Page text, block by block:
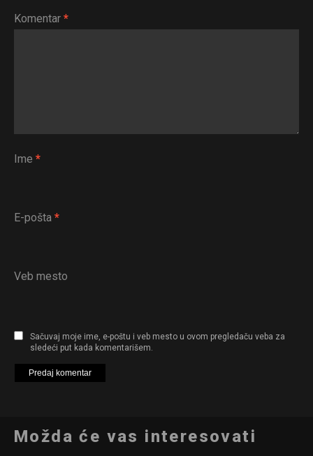
Komentar *
Ime *
E-pošta *
Veb mesto
Sačuvaj moje ime, e-poštu i veb mesto u ovom pregledaču veba za
sledeći put kada komentarišem.
Možda će vas interesovati